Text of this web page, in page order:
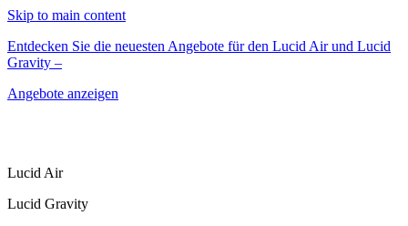
Skip to main content
Entdecken Sie die neuesten Angebote für den Lucid Air und Lucid
Gravity –
Angebote anzeigen
Lucid Air
Lucid Gravity